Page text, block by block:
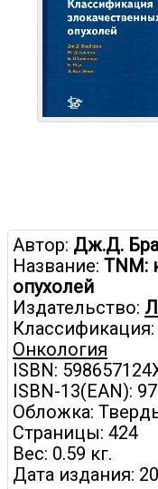
Автор: Дж.Д.
Название: TNM:
опухолей
Издательство:
Классификация:
Онкология
ISBN:
ISBN-13(EAN):
Обложка:
Страницы: 424
Вес: 0.59 кг.
Дата издания: